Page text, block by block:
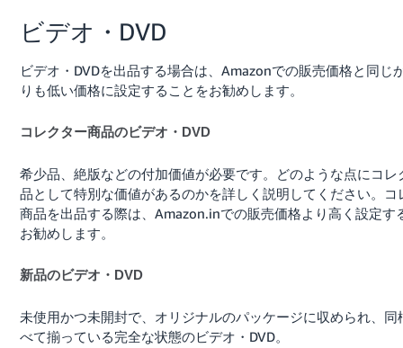
ビデオ・DVD
ビデオ・DVDを出品する場合は、Amazonでの販売価格と同じ
りも低い価格に設定することをお勧めします。
コレクター商品のビデオ・DVD
希少品、絶版などの付加価値が必要です。どのような点にコレ
品として特別な価値があるのかを詳しく説明してください。
コ
商品を出品する際は、Amazon.inでの販売価格より高く設定す
お勧めします。
新品のビデオ・DVD
未使用かつ未開封で、オリジナルのパッケージに収められ、同
べて揃っている完全な状態のビデオ・DVD。